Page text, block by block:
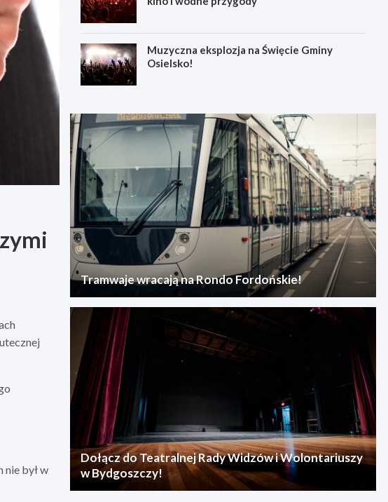
był w
Muzyczna eksplozja na Święcie Gminy
Osielsko!
Tramwaje wracają na Rondo Fordońskie!
Dołącz do Teatralnej Rady Widzów i Wolontariuszy
w Bydgoszczy!